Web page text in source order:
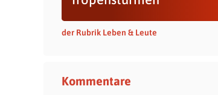
der Rubrik Leben & Leute
Kommentare